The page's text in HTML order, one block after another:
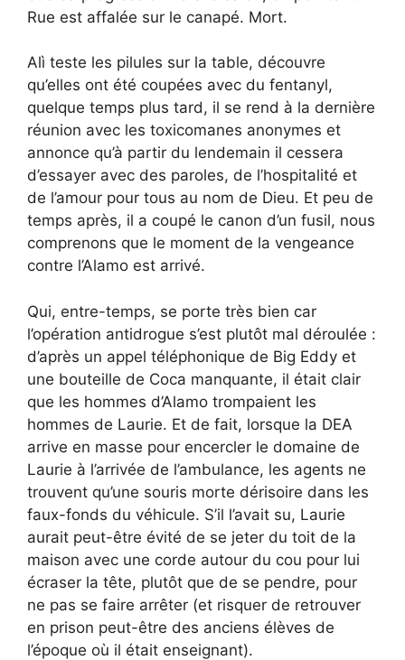
Rue est affalée sur le canapé. Mort.
Alì teste les pilules sur la table, découvre
qu’elles ont été coupées avec du fentanyl,
quelque temps plus tard, il se rend à la dernière
réunion avec les toxicomanes anonymes et
annonce qu’à partir du lendemain il cessera
d’essayer avec des paroles, de l’hospitalité et
de l’amour pour tous au nom de Dieu. Et peu de
temps après, il a coupé le canon d’un fusil, nous
comprenons que le moment de la vengeance
contre l’Alamo est arrivé.
Qui, entre-temps, se porte très bien car
l’opération antidrogue s’est plutôt mal déroulée :
d’après un appel téléphonique de Big Eddy et
une bouteille de Coca manquante, il était clair
que les hommes d’Alamo trompaient les
hommes de Laurie. Et de fait, lorsque la DEA
arrive en masse pour encercler le domaine de
Laurie à l’arrivée de l’ambulance, les agents ne
trouvent qu’une souris morte dérisoire dans les
faux-fonds du véhicule. S’il l’avait su, Laurie
aurait peut-être évité de se jeter du toit de la
maison avec une corde autour du cou pour lui
écraser la tête, plutôt que de se pendre, pour
ne pas se faire arrêter (et risquer de retrouver
en prison peut-être des anciens élèves de
l’époque où il était enseignant).